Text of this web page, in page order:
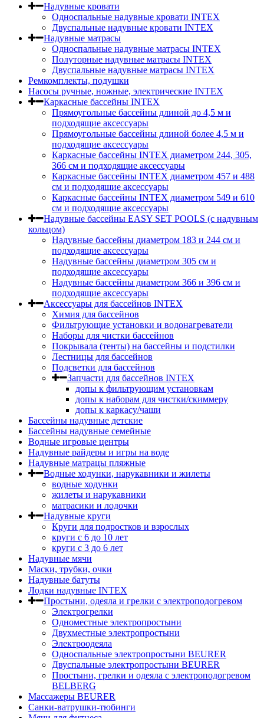
Надувные кровати
Односпальные надувные кровати INTEX
Двуспальные надувные кровати INTEX
Надувные матрасы
Односпальные надувные матрасы INTEX
Полуторные надувные матрасы INTEX
Двуспальные надувные матрасы INTEX
Ремкомплекты, подушки
Насосы ручные, ножные, электрические INTEX
Каркасные бассейны INTEX
Прямоугольные бассейны длиной до 4,5 м и
подходящие аксессуары
Прямоугольные бассейны длиной более 4,5 м и
подходящие аксессуары
Каркасные бассейны INTEX диаметром 244, 305,
366 см и подходящие аксессуары
Каркасные бассейны INTEX диаметром 457 и 488
cм и подходящие аксессуары
Каркасные бассейны INTEX диаметром 549 и 610
см и подходящие аксессуары
Надувные бассейны EASY SET POOLS (с надувным
кольцом)
Надувные бассейны диаметром 183 и 244 см и
подходящие аксессуары
Надувные бассейны диаметром 305 см и
подходящие аксессуары
Надувные бассейны диаметром 366 и 396 см и
подходящие аксессуары
Аксессуары для бассейнов INTEX
Химия для бассейнов
Фильтрующие установки и водонагреватели
Наборы для чистки бассейнов
Покрывала (тенты) на бассейны и подстилки
Лестницы для бассейнов
Подсветки для бассейнов
Запчасти для бассейнов INTEX
допы к фильтрующим установкам
допы к наборам для чистки/скиммеру
допы к каркасу/чаши
Бассейны надувные детские
Бассейны надувные семейные
Водные игровые центры
Надувные райдеры и игры на воде
Надувные матрацы пляжные
Водные ходунки, нарукавники и жилеты
водные ходунки
жилеты и нарукавники
матрасики и лодочки
Надувные круги
Круги для подростков и взрослых
круги с 6 до 10 лет
круги c 3 до 6 лет
Надувные мячи
Маски, трубки, очки
Надувные батуты
Лодки надувные INTEX
Простыни, одеяла и грелки с электроподогревом
Электрогрелки
Одноместные электропростыни
Двухместные электропростыни
Электроодеяла
Односпальные электропростыни BEURER
Двуспальные электропростыни BEURER
Простыни, грелки и одеяла с электроподогревом
BELBERG
Массажеры BEURER
Санки-ватрушки-тюбинги